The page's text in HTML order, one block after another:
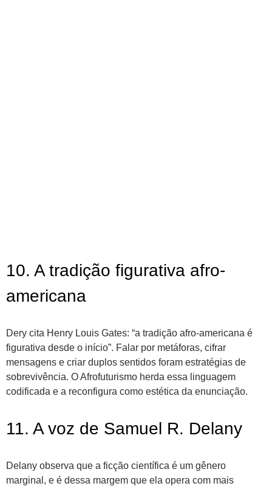
10. A tradição figurativa afro-
americana
Dery cita Henry Louis Gates: “a tradição afro-americana é
figurativa desde o início”. Falar por metáforas, cifrar
mensagens e criar duplos sentidos foram estratégias de
sobrevivência. O Afrofuturismo herda essa linguagem
codificada e a reconfigura como estética da enunciação.
11. A voz de Samuel R. Delany
Delany observa que a ficção científica é um gênero
marginal, e é dessa margem que ela opera com mais